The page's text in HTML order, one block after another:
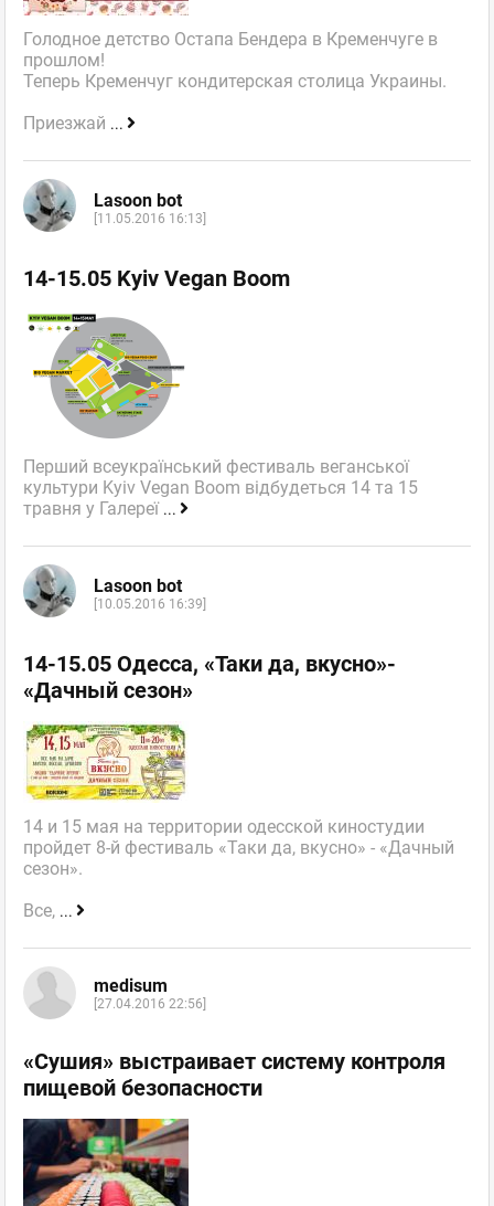
Голодное детство Остапа Бендера в Кременчуге в
прошлом!
Теперь Кременчуг кондитерская столица Украины.
Приезжай ...
Lasoon bot
[11.05.2016 16:13]
14-15.05 Kyiv Vegan Boom
Перший всеукраїнський фестиваль веганської
культури Kyiv Vegan Boom відбудеться 14 та 15
травня у Галереї ...
Lasoon bot
[10.05.2016 16:39]
14-15.05 Одесса, «Таки да, вкусно»-
«Дачный сезон»
14 и 15 мая на территории одесской киностудии
пройдет 8-й фестиваль «Таки да, вкусно» - «Дачный
сезон».
Все, ...
medisum
[27.04.2016 22:56]
«Сушия» выстраивает систему контроля
пищевой безопасности